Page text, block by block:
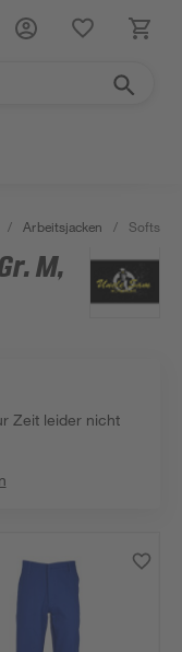
/ Arbeitsjacken /
M,
Zeit leider nicht